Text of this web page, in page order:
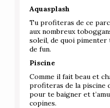
Aquasplash
Tu profiteras de ce
aux nombreux
soleil, de quoi pimenter
de fun.
Piscine
Comme il fait beau et
profiteras de la piscine
pour te baigner et
copines.